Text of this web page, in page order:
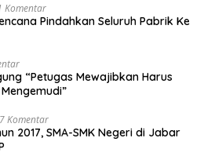
Komentar
Pindahkan Seluruh Pabrik Ke
“Petugas Mewajibkan Harus
Komentar